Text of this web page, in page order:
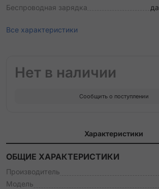
Беспроводная зарядка
да
Все характеристики
Нет в наличии
Сообщить о поступлении
Характеристики
ОБЩИЕ ХАРАКТЕРИСТИКИ
Производитель
Модель